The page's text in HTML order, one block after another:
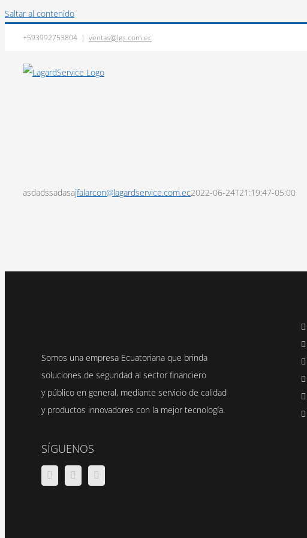
Saltar al contenido
+593992753804 | ventas@lgs.com.ec
asdadssadasajfalarcon@lagardservice.com.ec2022-06-24T21:19:47-05:00
Somos una empresa Ecuatoriana que brinda
soluciones de seguridad al sector financiero
y público en general, mediante servicio de calidad
y productos innovadores con la mejor tecnología.
SÍGUENOS